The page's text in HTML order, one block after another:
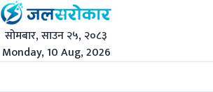
सोमबार, साउन २५, २०८३
Monday, 10 Aug, 2026